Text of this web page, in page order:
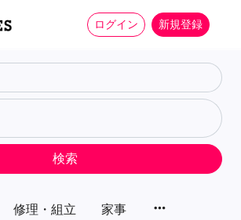
ログイン 新規登録
修理・組立 家事 more_horiz
検索